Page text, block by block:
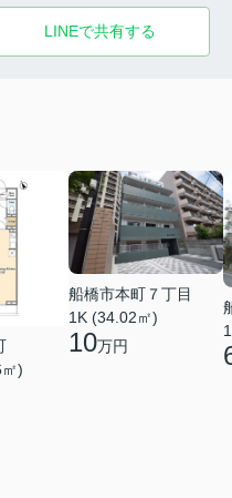
LINEで共有する
)
船橋市本町７丁目
1K (34.02㎡)
10万円